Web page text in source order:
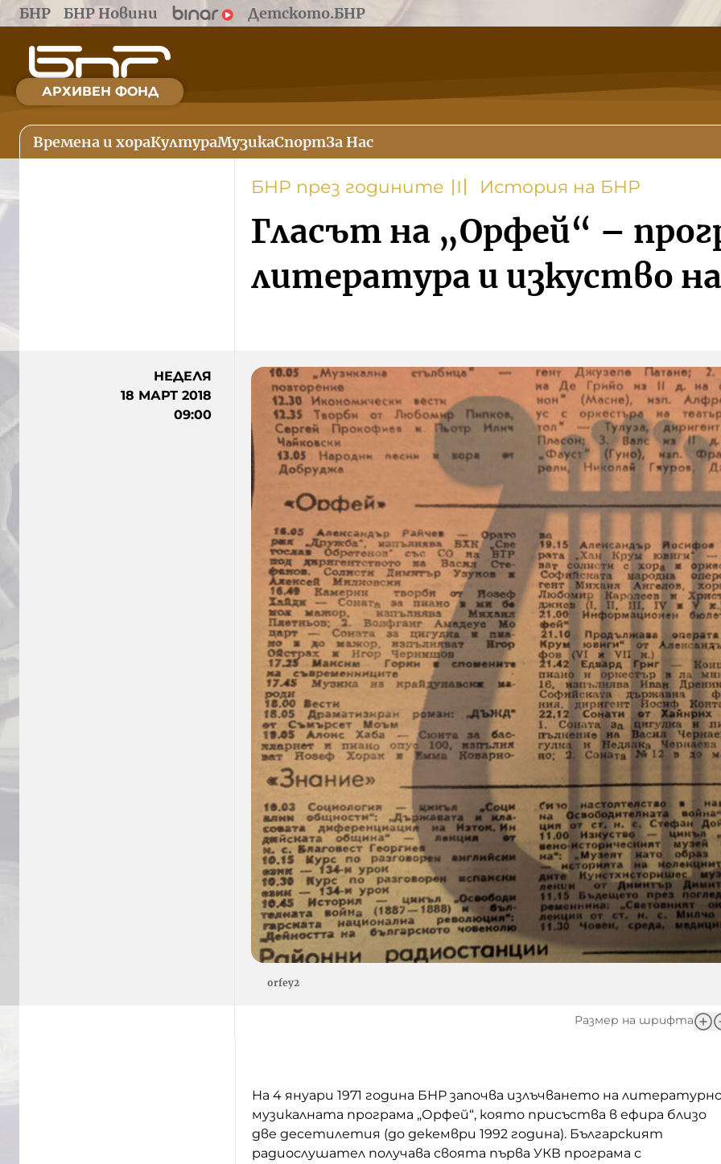
БНР БНР Новини Детското.БНР
АРХИВЕН ФОНД
Времена и хораКултураМузикаСпортЗа Нас
БНР през годините 〣 История на БНР
Гласът на „Орфей“ –
литература и изкуство
НЕДЕЛЯ
18 МАРТ 2018
09:00
orfey2
Размер на шрифта
На 4 януари 1971 година БНР започва излъчването на
музикалната програма „Орфей“, която присъства в ефира близо
две десетилетия (до декември 1992 година). Българският
радиослушател получава своята първа УКВ програма с